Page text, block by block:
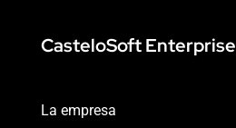
CasteloSoft Enterprise
La empresa